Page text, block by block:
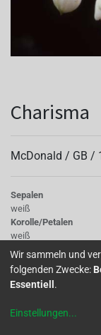
Charisma
McDonald / GB /
Sepalen
weiß
Korolle/Petalen
weiß
Knospe/Blüte
einfach, klein
Wuchs
stehend
Wir sammeln und
folgenden Zwecke:
Essentiell .
Einstellungen...